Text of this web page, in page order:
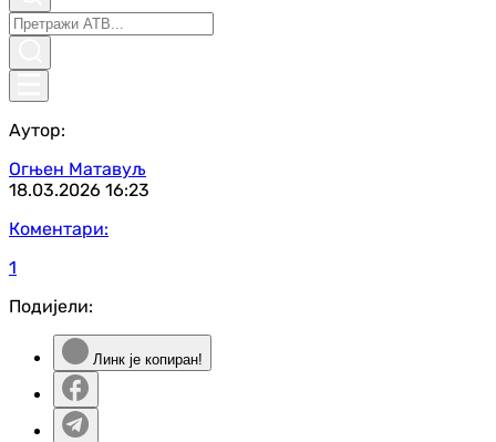
Аутор:
Огњен Матавуљ
18.03.2026 16:23
Коментари:
1
Подијели:
Линк је копиран!